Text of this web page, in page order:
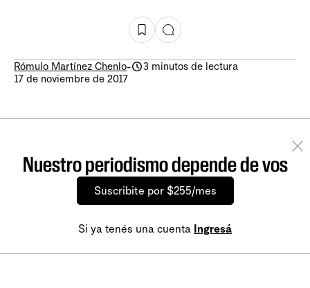
Rómulo Martínez Chenlo-
3 minutos de lectura
17 de noviembre de 2017
Nuestro periodismo depende de vos
Suscribite por $255/mes
Si ya tenés una cuenta Ingresá